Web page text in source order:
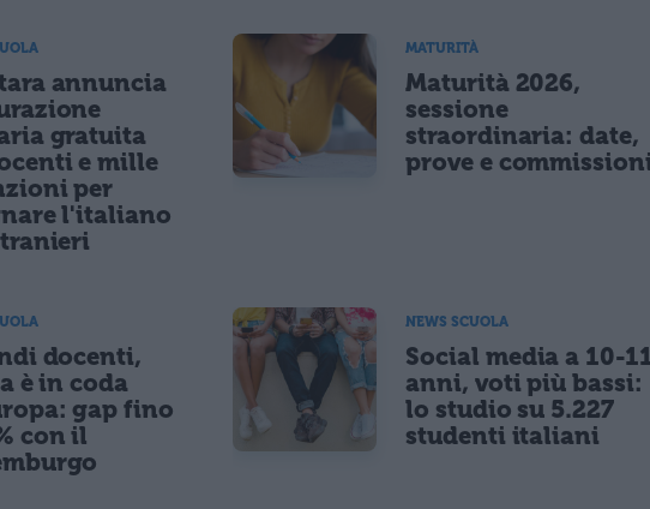
annuncia
gratuita
e mille
per
l'italiano
MATURITÀ
Maturità 2026,
sessione
straordinaria: date,
prove e
docenti,
è in coda
gap fino
con il
NEWS SCUOLA
Social media a 10-
anni, voti più bassi:
lo studio su 5.227
studenti italiani